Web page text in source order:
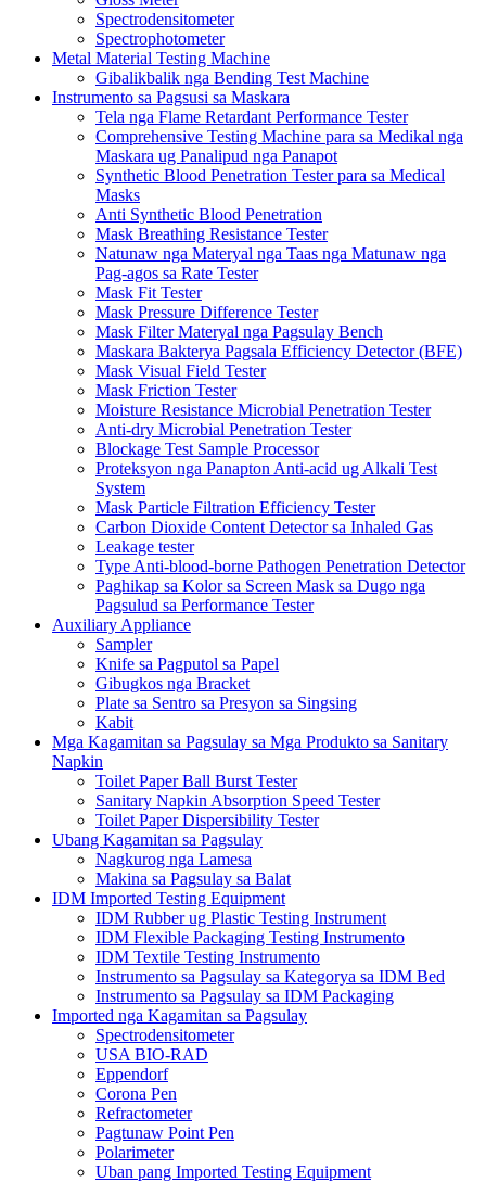
Spectrodensitometer
Spectrophotometer
Metal Material Testing Machine
Gibalikbalik nga Bending Test Machine
Instrumento sa Pagsusi sa Maskara
Tela nga Flame Retardant Performance Tester
Comprehensive Testing Machine para sa Medikal nga
Maskara ug Panalipud nga Panapot
Synthetic Blood Penetration Tester para sa Medical
Masks
Anti Synthetic Blood Penetration
Mask Breathing Resistance Tester
Natunaw nga Materyal nga Taas nga Matunaw nga
Pag-agos sa Rate Tester
Mask Fit Tester
Mask Pressure Difference Tester
Mask Filter Materyal nga Pagsulay Bench
Maskara Bakterya Pagsala Efficiency Detector (BFE)
Mask Visual Field Tester
Mask Friction Tester
Moisture Resistance Microbial Penetration Tester
Anti-dry Microbial Penetration Tester
Blockage Test Sample Processor
Proteksyon nga Panapton Anti-acid ug Alkali Test
System
Mask Particle Filtration Efficiency Tester
Carbon Dioxide Content Detector sa Inhaled Gas
Leakage tester
Type Anti-blood-borne Pathogen Penetration Detector
Paghikap sa Kolor sa Screen Mask sa Dugo nga
Pagsulud sa Performance Tester
Auxiliary Appliance
Sampler
Knife sa Pagputol sa Papel
Gibugkos nga Bracket
Plate sa Sentro sa Presyon sa Singsing
Kabit
Mga Kagamitan sa Pagsulay sa Mga Produkto sa Sanitary
Napkin
Toilet Paper Ball Burst Tester
Sanitary Napkin Absorption Speed ​​Tester
Toilet Paper Dispersibility Tester
Ubang Kagamitan sa Pagsulay
Nagkurog nga Lamesa
Makina sa Pagsulay sa Balat
IDM Imported Testing Equipment
IDM Rubber ug Plastic Testing Instrument
IDM Flexible Packaging Testing Instrumento
IDM Textile Testing Instrumento
Instrumento sa Pagsulay sa Kategorya sa IDM Bed
Instrumento sa Pagsulay sa IDM Packaging
Imported nga Kagamitan sa Pagsulay
Spectrodensitometer
USA BIO-RAD
Eppendorf
Corona Pen
Refractometer
Pagtunaw Point Pen
Polarimeter
Uban pang Imported Testing Equipment